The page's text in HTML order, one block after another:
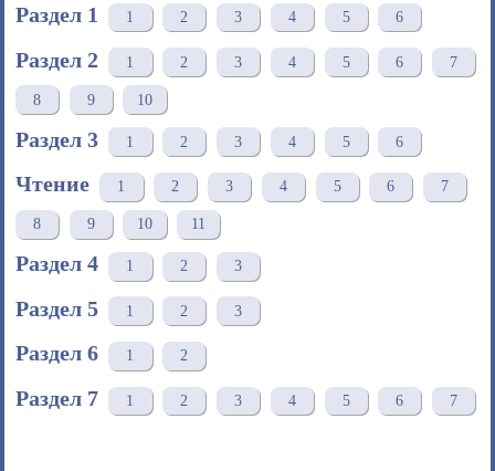
Раздел 1 1 2 3 4 5 6
Раздел 2 1 2 3 4 5 6 7
8 9 10
Раздел 3 1 2 3 4 5 6
Чтение 1 2 3 4 5 6 7
8 9 10 11
Раздел 4 1 2 3
Раздел 5 1 2 3
Раздел 6 1 2
Раздел 7 1 2 3 4 5 6 7